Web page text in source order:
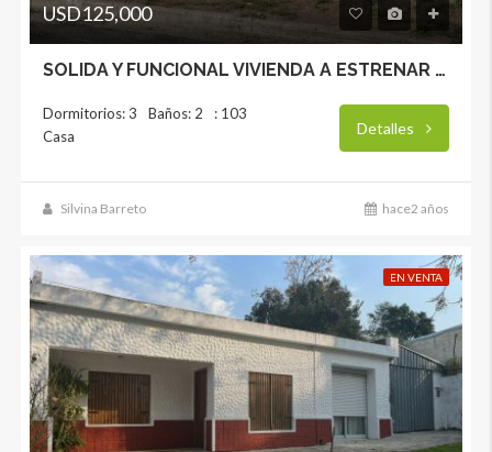
USD125,000
SOLIDA Y FUNCIONAL VIVIENDA A ESTRENAR – LA PAZ
Dormitorios: 3 Baños: 2
: 103
Casa
Detalles
Silvina Barreto hace2 años
EN VENTA